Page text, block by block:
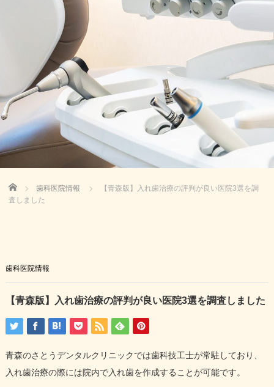
Home 歯科医院情報
【青森版】入れ歯治療の評判が良い医院3選を調
査しました
歯科医院情報
【青森版】入れ歯治療の評判が良い医院3選を調査しました
青森のさとうデンタルクリニックでは歯科技工士が常駐しており、
入れ歯治療の際には院内で入れ歯を作成することが可能です。